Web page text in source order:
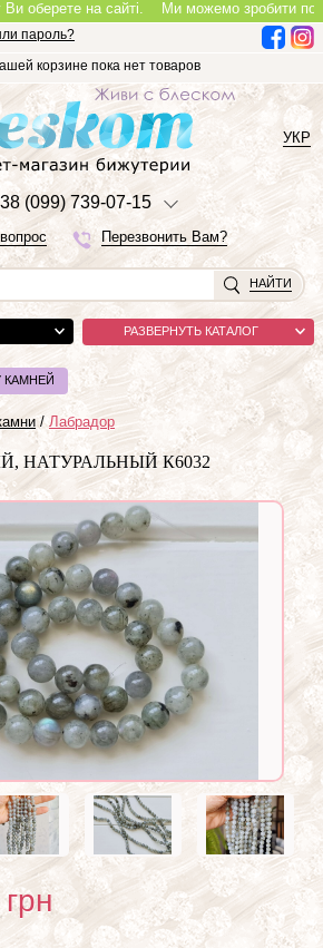
на сайті.Ми можемо зробити
пароль?
корзине пока нет товаров
8 (099) 739-07-15
Перезвонить Вам?
УКР
НАЙТИ
РАЗВЕРНУТЬ КАТАЛОГ
КАМНЕЙ
/ Лабрадор
НАТУРАЛЬНЫЙ К6032
грн